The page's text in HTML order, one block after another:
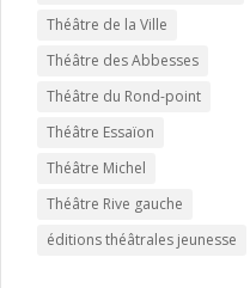
Théâtre de la Ville
Théâtre des Abbesses
Théâtre du Rond-point
Théâtre Essaïon
Théâtre Michel
Théâtre Rive gauche
éditions théâtrales jeunesse